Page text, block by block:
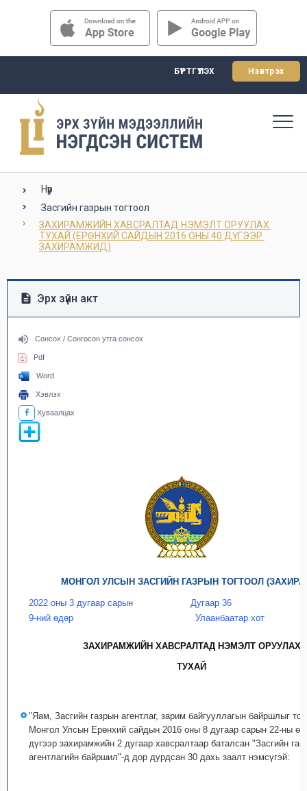
БҮРТГҮҮЛЭХ Нэвтрэх
Нүүр
Засгийн газрын тогтоол
ЗАХИРАМЖИЙН ХАВСРАЛТАД НЭМЭЛТ ОРУУЛАХ
ТУХАЙ (ЕРӨНХИЙ САЙДЫН 2016 ОНЫ 40 ДҮГЭЭР
ЗАХИРАМЖИД)
Эрх зүйн акт
Сонсох / Сонгосон утга сонсох
Pdf
Word
Хэвлэх
Хуваалцах
МОНГОЛ УЛСЫН ЗАСГИЙН ГАЗРЫН ТОГТООЛ
2022 оны 3 дугаар сарын
9-ний өдөр
Дугаар 36
Улаанбаатар хот
ЗАХИРАМЖИЙН ХАВСРАЛТАД НЭМЭЛТ ОРУУЛАХ
ТУХАЙ
"Яам, Засгийн газрын агентлаг, зарим байгууллагын байршлыг
Монгол Улсын Ерөнхий сайдын 2016 оны 8 дугаар сарын 22-ны
дүгээр захирамжийн 2 дугаар хавсралтаар баталсан "Засгийн
агентлагийн байршил"-д дор дурдсан 30 дахь заалт нэмсүгэй: